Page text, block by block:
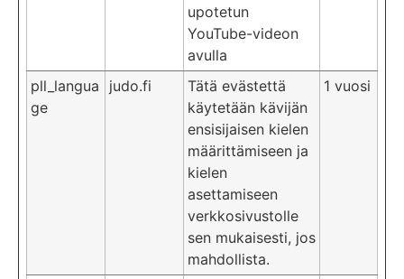
upotetun
YouTube-videon
avulla
pll_langua
ge
judo.fi
Tätä evästettä
käytetään kävijän
ensisijaisen kielen
määrittämiseen ja
kielen
asettamiseen
verkkosivustolle
sen mukaisesti, jos
mahdollista.
1 vuosi